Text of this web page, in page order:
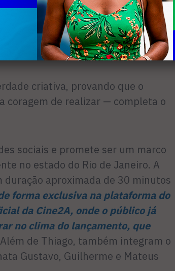
paisagens rochosas de Búzios.
luta e cada diálogo foram escritos
dedicação é capaz de superar a
criativa, provando que o
coragem de realizar — completa o
sociais e promete ser um marco
no estado do Rio de Janeiro. A
duração aproximada de 30 minutos
forma exclusiva na plataforma do
da Cine2A, onde o público já
no clima do lançamento, que
Além de Thiago, também integram o
Gustavo, Guilherme e Mateus